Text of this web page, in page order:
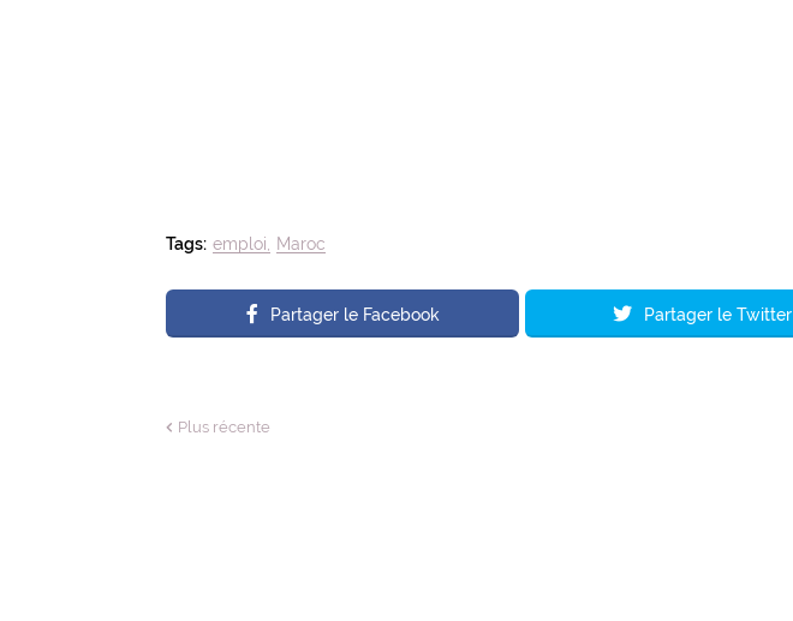
Tags: emploi Maroc
Partager le Facebook Partager le Twitter
Plus récente